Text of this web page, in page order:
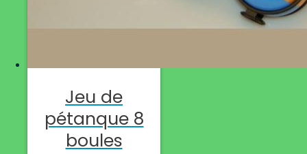
Jeu de
pétanque 8
boules